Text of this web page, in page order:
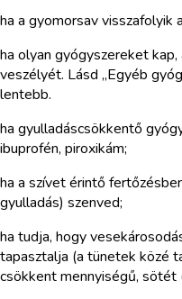
ha a gyomorsav visszafolyik
ha olyan gyógyszereket
veszélyét. Lásd „Egyéb
lentebb.
ha gyulladáscsökkentő
ibuprofén, piroxikám;
ha a szívet érintő
gyulladás) szenved;
ha tudja, hogy
tapasztalja (a tünetek közé
csökkent mennyiségű,